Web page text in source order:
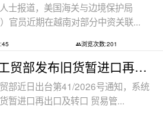
士报道，美国海关与边境保护局
）官员近期在越南对部分中资关联...
浏览次数:201
越南工贸部发布旧货暂进口再出口新规：
部近日出台第41/2026号通知，系统
暂进口再出口及转口 贸易管...